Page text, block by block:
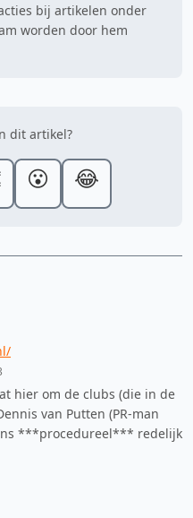
bij artikelen onder
worden door hem
dit artikel?
😮 😂
hier om de clubs (die in de
van Putten (PR-man
***procedureel*** redelijk